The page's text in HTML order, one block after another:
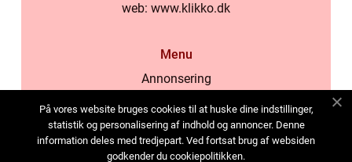
web: www.klikko.dk
Menu
Annonsering
Cookies
Kontakta oss
På vores website bruges cookies til at huske dine indstillinger,
statistik og personalisering af indhold og annoncer. Denne
information deles med tredjepart. Ved fortsat brug af websiden
godkender du cookiepolitikken.